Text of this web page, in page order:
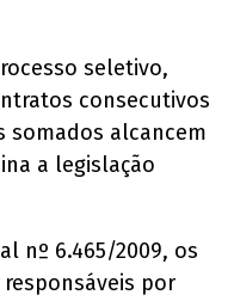
seletivo,
consecutivos
somados alcancem
a legislação
nº 6.465/2009, os
por